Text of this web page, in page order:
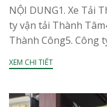
NỘI DUNG1. Xe Tải
ty vận tải Thành
Thành Công5. Công
Kiến Vàng Sài Gòn7....
XEM CHI TIẾT